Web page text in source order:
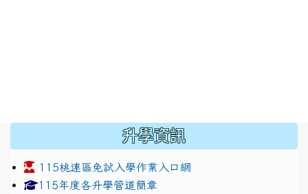
升學資訊
115桃連區免試入學作業入口網
link to https://www.jhjhs.tyc.edu.tw/modules/
115年度各升學管道簡章